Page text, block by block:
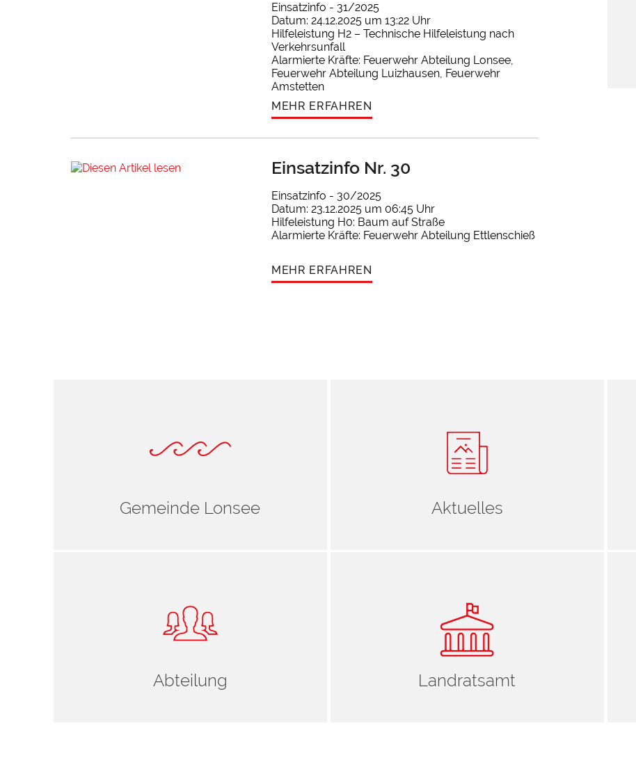
Einsatzinfo - 31/2025
Datum: 24.12.2025 um 13:22 Uhr
Hilfeleistung H2 – Technische Hilfeleistung nach
Verkehrsunfall
Alarmierte Kräfte: Feuerwehr Abteilung Lonsee,
Feuerwehr Abteilung Luizhausen, Feuerwehr
Amstetten
MEHR ERFAHREN
Einsatzinfo Nr. 30
Einsatzinfo - 30/2025
Datum: 23.12.2025 um 06:45 Uhr
Hilfeleistung H0: Baum auf Straße
Alarmierte Kräfte: Feuerwehr Abteilung Ettlenschieß
MEHR ERFAHREN
Gemeinde Lonsee Aktuelles
Abteilung Landratsamt